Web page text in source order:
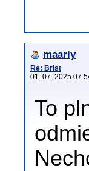
maarly
Re: Brist
01. 07. 2025
To